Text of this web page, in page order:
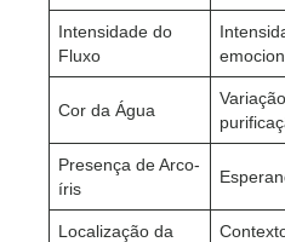
Intensidade do
Fluxo
Cor da Água
Presença de Arco-
íris
Localização da